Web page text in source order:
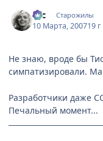
asc Старожилы
10 Марта, 200719 г
Не знаю, вроде бы
симпатизировали.
Разработчики даже
Печальный момент...